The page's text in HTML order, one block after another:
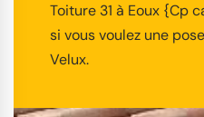
Toiture 31 à Eoux {Cp
si vous voulez une
Velux.